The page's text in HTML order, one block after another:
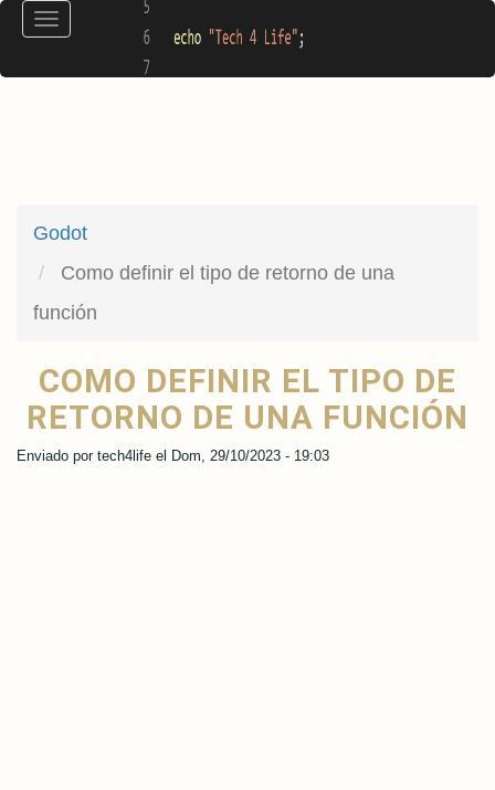
PasarToggle
Godot
Como definir el tipo de retorno de una
función
COMO DEFINIR EL TIPO DE
RETORNO DE UNA FUNCIÓN
Enviado por tech4life el Dom, 29/10/2023 - 19:03